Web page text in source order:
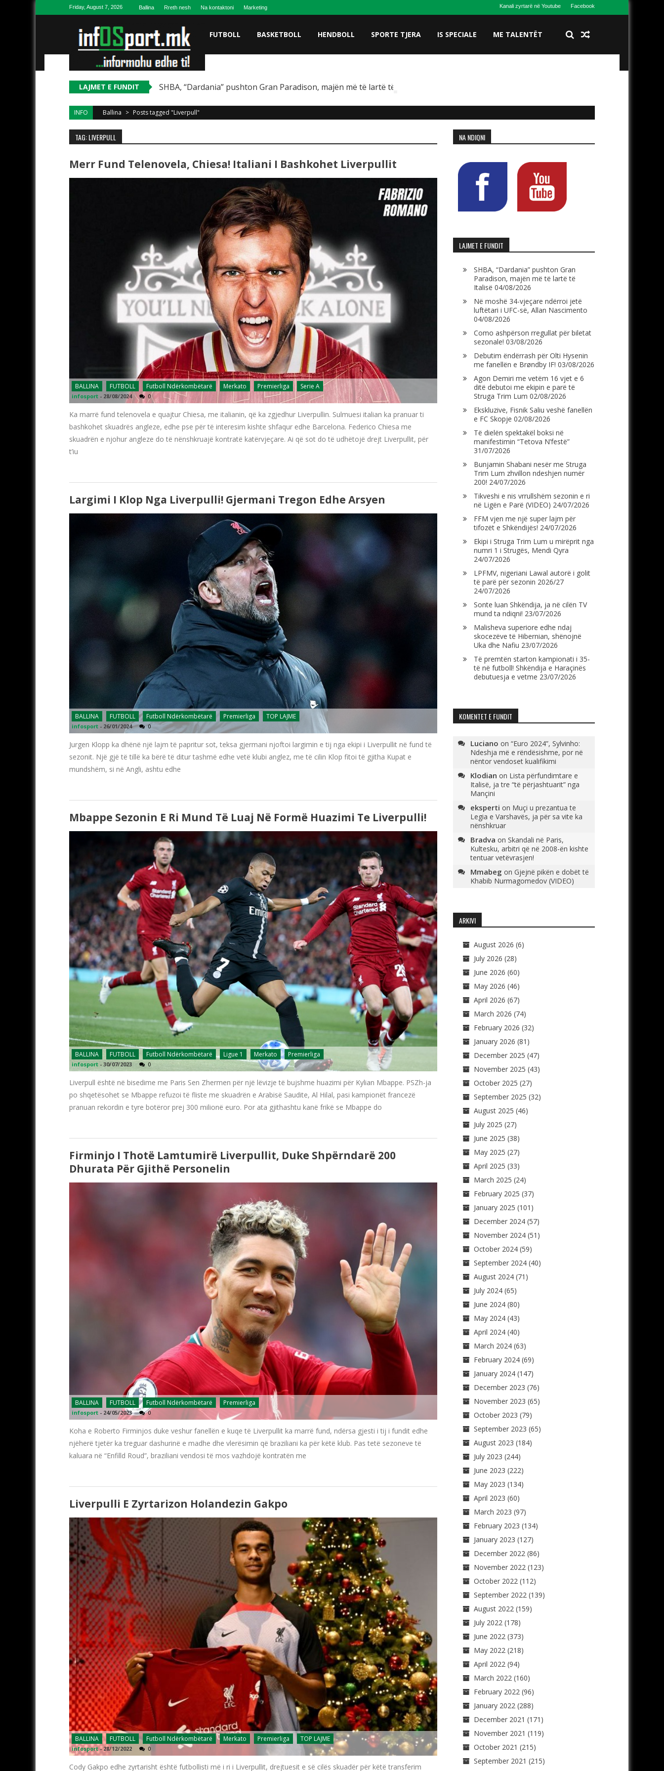
Skip to contentFriday, August 7, 2026 Ballina Rreth nesh Na kontaktoni Marketing Kanali zyrtarë në Youtube Facebook
FUTBOLL BASKETBOLL HENDBOLL SPORTE TJERA IS SPECIALE ME TALENTËT
LAJMET E FUNDIT SHBA, “Dardania” pushton Gran Paradison, majën më të lartë të Italisë
INFO Ballina > Posts tagged "Liverpull"
TAG: LIVERPULL
Merr Fund Telenovela, Chiesa! Italiani I Bashkohet Liverpullit
BALLINA FUTBOLL Futboll Ndërkombëtarë Merkato Premierliga Serie A
infosport - 28/08/2024 0
Ka marrë fund telenovela e quajtur Chiesa, me italianin, që ka zgjedhur Liverpullin. Sulmuesi italian ka pranuar ti
bashkohet skuadrës angleze, edhe pse për të interesim kishte shfaqur edhe Barcelona. Federico Chiesa me
skuadrën e njohur angleze do të nënshkruajë kontratë katërvjeçare. Ai që sot do të udhëtojë drejt Liverpullit, për
t’iu
Largimi I Klop Nga Liverpulli! Gjermani Tregon Edhe Arsyen
BALLINA FUTBOLL Futboll Ndërkombëtarë Premierliga TOP LAJME
infosport - 26/01/2024 0
Jurgen Klopp ka dhënë një lajm të papritur sot, teksa gjermani njoftoi largimin e tij nga ekipi i Liverpullit në fund të
sezonit. Një gjë të tillë ka bërë të ditur tashmë edhe vetë klubi anglez, me të cilin Klop fitoi të gjitha Kupat e
mundshëm, si në Angli, ashtu edhe
Mbappe Sezonin E Ri Mund Të Luaj Në Formë Huazimi Te Liverpulli!
BALLINA FUTBOLL Futboll Ndërkombëtarë Ligue 1 Merkato Premierliga
infosport - 30/07/2023 0
Liverpull është në bisedime me Paris Sen Zhermen për një lëvizje të bujshme huazimi për Kylian Mbappe. PSZh-ja
po shqetësohet se Mbappe refuzoi të fliste me skuadrën e Arabisë Saudite, Al Hilal, pasi kampionët francezë
pranuan rekordin e tyre botëror prej 300 milionë euro. Por ata gjithashtu kanë frikë se Mbappe do
Firminjo I Thotë Lamtumirë Liverpullit, Duke Shpërndarë 200
Dhurata Për Gjithë Personelin
BALLINA FUTBOLL Futboll Ndërkombëtarë Premierliga
infosport - 24/05/2023 0
Koha e Roberto Firminjos duke veshur fanellën e kuqe të Liverpullit ka marrë fund, ndërsa gjesti i tij i fundit edhe
njëherë tjetër ka treguar dashurinë e madhe dhe vlerësimin që braziliani ka për këtë klub. Pas tetë sezoneve të
kaluara në “Enfilld Roud”, braziliani vendosi të mos vazhdojë kontratën me
Liverpulli E Zyrtarizon Holandezin Gakpo
BALLINA FUTBOLL Futboll Ndërkombëtarë Merkato Premierliga TOP LAJME
infosport -28/12/2022 0
Cody Gakpo edhe zyrtarisht është futbollisti më i ri i Liverpullit, drejtuesit e së cilës skuadër për këtë transferim
NA NDIQNI
LAJMET E FUNDIT
SHBA, “Dardania” pushton Gran
Paradison, majën më të lartë të
Italisë 04/08/2026
Në moshë 34-vjeçare ndërroi jetë
luftëtari i UFC-së, Allan Nascimento
04/08/2026
Como ashpërson rregullat për biletat
sezonale! 03/08/2026
Debutim ëndërrash për Olti Hysenin
me fanellën e Brøndby IF! 03/08/2026
Agon Demiri me vetëm 16 vjet e 6
ditë debutoi me ekipin e parë të
Struga Trim Lum 02/08/2026
Ekskluzive, Fisnik Saliu veshë fanellën
e FC Skopje 02/08/2026
Të dielën spektakël boksi në
manifestimin “Tetova N’festë”
31/07/2026
Bunjamin Shabani nesër me Struga
Trim Lum zhvillon ndeshjen numër
200! 24/07/2026
Tikveshi e nis vrrullshëm sezonin e ri
në Ligën e Parë (VIDEO) 24/07/2026
FFM vjen me një super lajm për
tifozët e Shkëndijës! 24/07/2026
Ekipi i Struga Trim Lum u mirëprit nga
numri 1 i Strugës, Mendi Qyra
24/07/2026
LPFMV, nigeriani Lawal autorë i golit
të parë për sezonin 2026/27
24/07/2026
Sonte luan Shkëndija, ja në cilën TV
mund ta ndiqni! 23/07/2026
Malisheva superiore edhe ndaj
skocezëve të Hibernian, shënojnë
Uka dhe Nafiu 23/07/2026
Të premtën starton kampionati i 35-
të në futboll! Shkëndija e Haraçinës
debutuesja e vetme 23/07/2026
KOMENTET E FUNDIT
Luciano on “Euro 2024”, Sylvinho:
Ndeshja më e rëndësishme, por në
nëntor vendoset kualifikimi
Klodian on Lista përfundimtare e
Italisë, ja tre “të përjashtuarit” nga
Mançini
eksperti on Muçi u prezantua te
Legia e Varshavës, ja për sa vite ka
nënshkruar
Bradva on Skandali në Paris,
Kultesku, arbitri që në 2008-ën kishte
tentuar vetëvrasjen!
Mmabeg on Gjejnë pikën e dobët të
Khabib Nurmagomedov (VIDEO)
ARKIVI
August 2026 (6)
July 2026 (28)
June 2026 (60)
May 2026 (46)
April 2026 (67)
March 2026 (74)
February 2026 (32)
January 2026 (81)
December 2025 (47)
November 2025 (43)
October 2025 (27)
September 2025 (32)
August 2025 (46)
July 2025 (27)
June 2025 (38)
May 2025 (27)
April 2025 (33)
March 2025 (24)
February 2025 (37)
January 2025 (101)
December 2024(57)
November 2024(51)
October 2024(59)
September 2024(40)
August 2024(71)
July 2024(65)
June 2024(80)
May 2024(43)
April 2024(40)
March 2024(63)
February 2024(69)
January 2024(147)
December 2023 (76)
November 2023 (65)
October 2023 (79)
September 2023 (65)
August 2023 (184)
July 2023 (244)
June 2023 (222)
May 2023 (134)
April 2023 (60)
March 2023 (97)
February 2023 (134)
January 2023 (127)
December 2022(86)
November 2022(123)
October 2022(112)
September 2022(139)
August 2022(159)
July 2022(178)
June 2022(373)
May 2022(218)
April 2022(94)
March 2022(160)
February 2022(96)
January 2022(288)
December 2021 (171)
November 2021 (119)
October 2021 (215)
September 2021 (215)